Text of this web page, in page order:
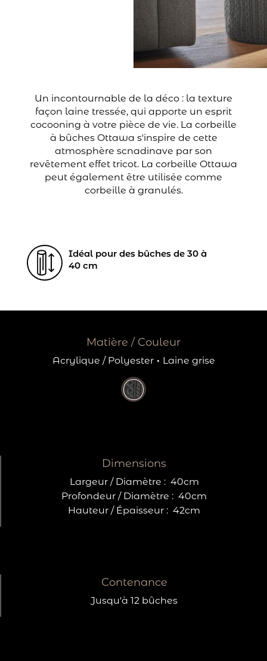
Un incontournable de la déco : la texture
façon laine tressée, qui apporte un esprit
cocooning à votre pièce de vie. La corbeille
à bûches Ottawa s'inspire de cette
atmosphère scnadinave par son
revêtement effet tricot. La corbeille Ottawa
peut également être utilisée comme
corbeille à granulés.
Idéal pour des bûches de 30 à
40 cm
Matière / Couleur
Acrylique / Polyester· Laine grise
Dimensions
Largeur / Diamètre : 40cm
Profondeur / Diamètre : 40cm
Hauteur / Épaisseur : 42cm
Contenance
Jusqu'à 12 bûches